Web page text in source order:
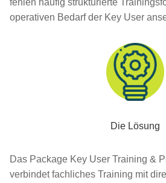
operativen Bedarf der Key User
Die Lösung
Das Package Key User Training &
verbindet fachliches Training mit